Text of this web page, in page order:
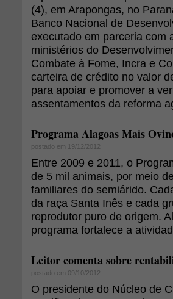
(4), em Arapongas, no
Banco Nacional de
executado em parceria com
ministérios do
Combate à Fome, Incra e
carteira de crédito no valor
para apoiar e promover a
assentamentos da reforma
Programa Alagoas Mais
postado em 19/12/2012
Entre 2009 e 2011, o
de 5 mil animais, por meio
familiares do semiárido.
da raça Santa Inês e cada
reprodutor puro de origem.
programa fortalece a
Leitor comenta sobre
postado em 09/10/2012
O presidente do Núcleo de